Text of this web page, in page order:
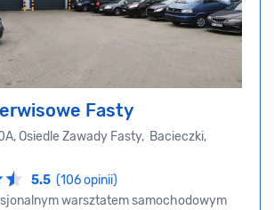
Fasty
Osiedle Zawady Fasty, Bacieczki,
5.5 (106 opinii)
warsztatem samochodowym